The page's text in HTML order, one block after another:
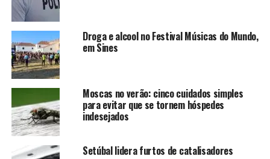
Droga e alcool no Festival Músicas do Mundo,
em Sines
Moscas no verão: cinco cuidados simples
para evitar que se tornem hóspedes
indesejados
Setúbal lidera furtos de catalisadores